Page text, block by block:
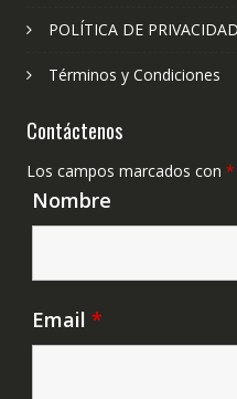
POLÍTICA DE
Términos y Condiciones
Contáctenos
Los campos marcados con *
Nombre
Email *